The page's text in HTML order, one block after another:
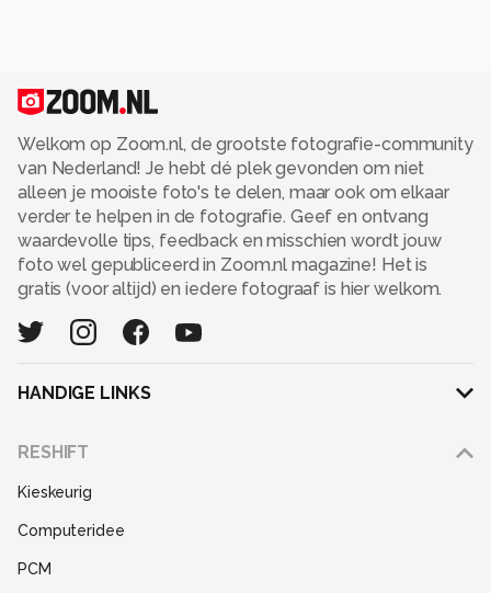
Welkom op Zoom.nl, de grootste fotografie-community
van Nederland! Je hebt dé plek gevonden om niet
alleen je mooiste foto's te delen, maar ook om elkaar
verder te helpen in de fotografie. Geef en ontvang
waardevolle tips, feedback en misschien wordt jouw
foto wel gepubliceerd in Zoom.nl magazine! Het is
gratis (voor altijd) en iedere fotograaf is hier welkom.
HANDIGE LINKS
RESHIFT
Kieskeurig
Computeridee
PCM